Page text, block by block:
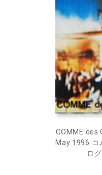
COMME des
May 1996 コ
ロ